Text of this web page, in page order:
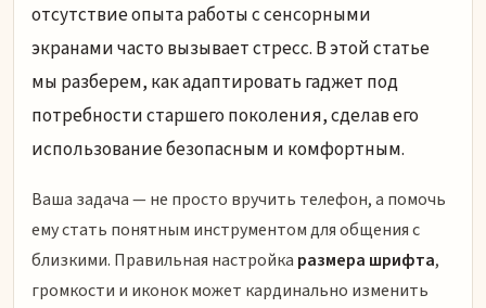
отсутствие опыта работы с сенсорными
экранами часто вызывает стресс. В этой статье
мы разберем, как адаптировать гаджет под
потребности старшего поколения, сделав его
использование безопасным и комфортным.
Ваша задача — не просто вручить телефон, а помочь
ему стать понятным инструментом для общения с
близкими. Правильная настройка размера шрифта,
громкости и иконок может кардинально изменить